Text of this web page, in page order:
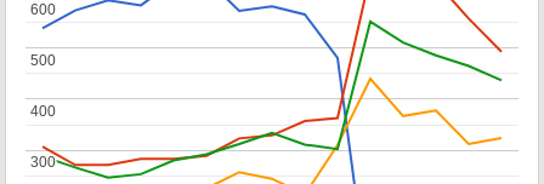
300
300
400
400
500
500
600
600